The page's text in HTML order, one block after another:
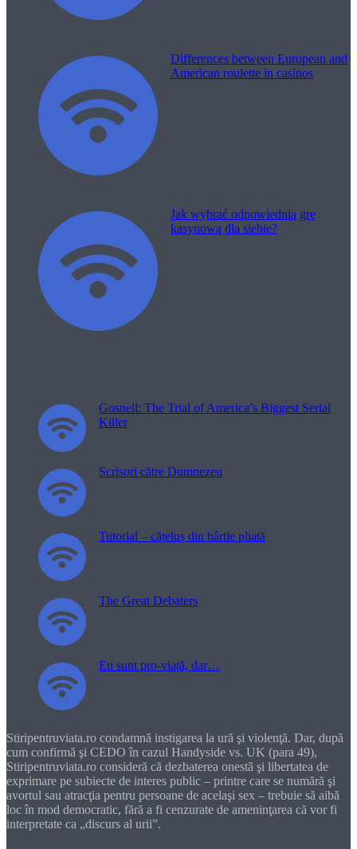
Differences between European and
American roulette in casinos
Jak wybrać odpowiednią grę
kasynową dla siebie?
Gosnell: The Trial of America’s Biggest Serial
Killer
Scrisori către Dumnezeu
Tutorial – cățeluș din hârtie pliată
The Great Debaters
Eu sunt pro-viață, dar…
Stiripentruviata.ro condamnă instigarea la ură şi violenţă. Dar, după
cum confirmă şi CEDO în cazul Handyside vs. UK (para 49),
Stiripentruviata.ro consideră că dezbaterea onestă şi libertatea de
exprimare pe subiecte de interes public – printre care se numără şi
avortul sau atracţia pentru persoane de acelaşi sex – trebuie să aibă
loc în mod democratic, fără a fi cenzurate de ameninţarea că vor fi
interpretate ca „discurs al urii”.